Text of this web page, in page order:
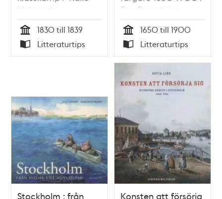
Holmqvist
Tid
1830 till 1839
Typ
Litteraturtips
Eva Bergström
Tid
1650 till 1900
Typ
Litteraturtips
Stockholm : från
Konsten att försörja